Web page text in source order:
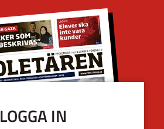
LOGGA IN